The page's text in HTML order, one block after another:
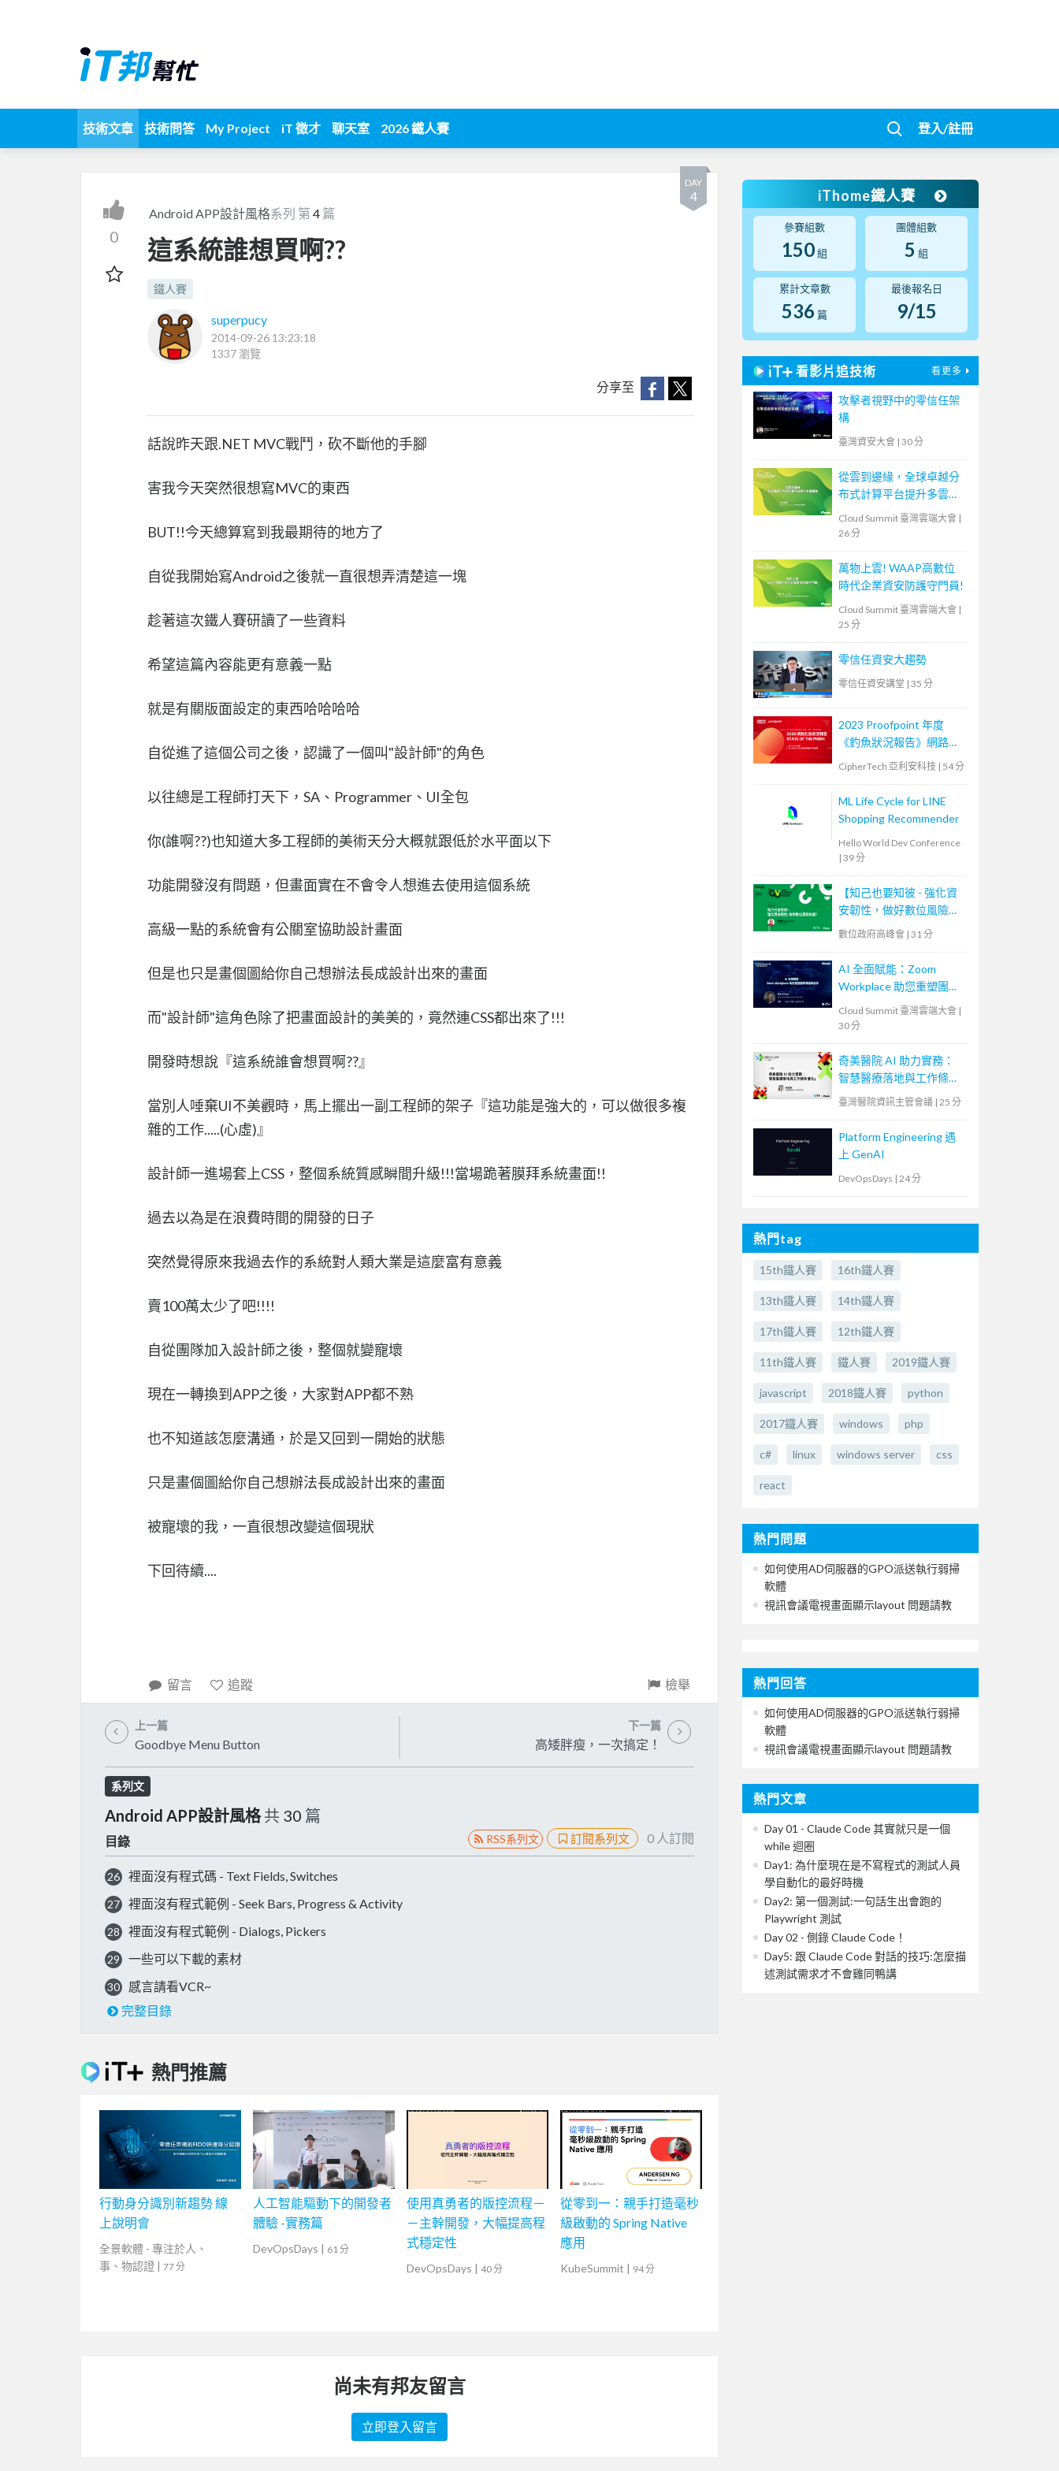
技術文章 技術問答 My Project iT 徵才 聊天室 2026 鐵人賽 登入/註冊
DAY
4
0
Android APP設計風格系列 第4 篇
這系統誰想買啊??
鐵人賽
superpucy
2014-09-26 13:23:18
1337 瀏覽
分享至
話說昨天跟.NET MVC戰鬥，砍不斷他的手腳
害我今天突然很想寫MVC的東西
BUT!!今天總算寫到我最期待的地方了
自從我開始寫Android之後就一直很想弄清楚這一塊
趁著這次鐵人賽研讀了一些資料
希望這篇內容能更有意義一點
就是有關版面設定的東西哈哈哈哈
自從進了這個公司之後，認識了一個叫"設計師"的角色
以往總是工程師打天下，SA、Programmer、UI全包
你(誰啊??)也知道大多工程師的美術天分大概就跟低於水平面以下
功能開發沒有問題，但畫面實在不會令人想進去使用這個系統
高級一點的系統會有公關室協助設計畫面
但是也只是畫個圖給你自己想辦法長成設計出來的畫面
而"設計師"這角色除了把畫面設計的美美的，竟然連CSS都出來了!!!
開發時想說『這系統誰會想買啊??』
當別人唾棄UI不美觀時，馬上擺出一副工程師的架子『這功能是強大的，可以做很多複
雜的工作.....(心虛)』
設計師一進場套上CSS，整個系統質感瞬間升級!!!當場跪著膜拜系統畫面!!
過去以為是在浪費時間的開發的日子
突然覺得原來我過去作的系統對人類大業是這麼富有意義
賣100萬太少了吧!!!!
自從團隊加入設計師之後，整個就變寵壞
現在一轉換到APP之後，大家對APP都不熟
也不知道該怎麼溝通，於是又回到一開始的狀態
只是畫個圖給你自己想辦法長成設計出來的畫面
被寵壞的我，一直很想改變這個現狀
下回待續....
留言 追蹤 檢舉
上一篇
Goodbye Menu Button
下一篇
高矮胖瘦，一次搞定！
系列文
Android APP設計風格共 30 篇
目錄 RSS系列文 訂閱系列文 0 人訂閱
26 裡面沒有程式碼 - Text Fields, Switches
27 裡面沒有程式範例 - Seek Bars, Progress & Activity
28 裡面沒有程式範例 - Dialogs, Pickers
29 一些可以下載的素材
30
感言請看VCR~
完整目錄
熱門推薦
行動身分識別新趨勢 線
上說明會
全景軟體 - 專注於人、
事、物認證 | 77 分
人工智能驅動下的開發者
體驗 -實務篇
DevOpsDays | 61 分
使用真勇者的版控流程－
－主幹開發，大幅提高程
式穩定性
DevOpsDays | 40 分
從零到一：親手打造毫秒
級啟動的 Spring Native
應用
KubeSummit | 94 分
尚未有邦友留言
立即登入留言
iThome鐵人賽
參賽組數
150組
團體組數
5 組
累計文章數
536 篇
最後報名日
9/15
看影片追技術 看更多
攻擊者視野中的零信任架
構
臺灣資安大會 | 30 分
從雲到邊緣，全球卓越分
布式計算平台提升多雲體
Cloud Summit 臺灣雲端大會 |
26 分
萬物上雲! WAAP高數位
時代企業資安防護守門員!
Cloud Summit 臺灣雲端大會 |
25 分
零信任資安大趨勢
零信任資安講堂 | 35 分
2023 Proofpoint 年度
《釣魚狀況報告》網路研
CipherTech 亞利安科技 | 54 分
ML Life Cycle for LINE
Shopping Recommender
Hello World Dev Conference
| 39 分
【知己也要知彼 - 強化資
安韌性，做好數位風險防
護！】
數位政府高峰會 | 31 分
AI 全面賦能：Zoom
Workplace 助您重塑團隊
Cloud Summit 臺灣雲端大會 |
30 分
奇美醫院 AI 助力實務：
智慧醫療落地與工作條件
優化
臺灣醫院資訊主管會議 | 25 分
Platform Engineering 遇
上 GenAI
DevOpsDays | 24 分
熱門tag
15th鐵人賽 16th鐵人賽
13th鐵人賽 14th鐵人賽
17th鐵人賽 12th鐵人賽
11th鐵人賽 鐵人賽 2019鐵人賽
javascript 2018鐵人賽 python
2017鐵人賽 windows php
c# linux windows server css
react
熱門問題
如何使用AD伺服器的GPO派送執行弱掃
軟體
視訊會議電視畫面顯示layout 問題請教
熱門回答
如何使用AD伺服器的GPO派送執行弱掃
軟體
視訊會議電視畫面顯示layout 問題請教
熱門文章
Day 01 - Claude Code 其實就只是一個
while 迴圈
Day1: 為什麼現在是不寫程式的測試人員
學自動化的最好時機
Day2: 第一個測試:一句話生出會跑的
Playwright 測試
Day 02 - 側錄 Claude Code！
Day5: 跟 Claude Code 對話的技巧:怎麼描
述測試需求才不會雞同鴨講